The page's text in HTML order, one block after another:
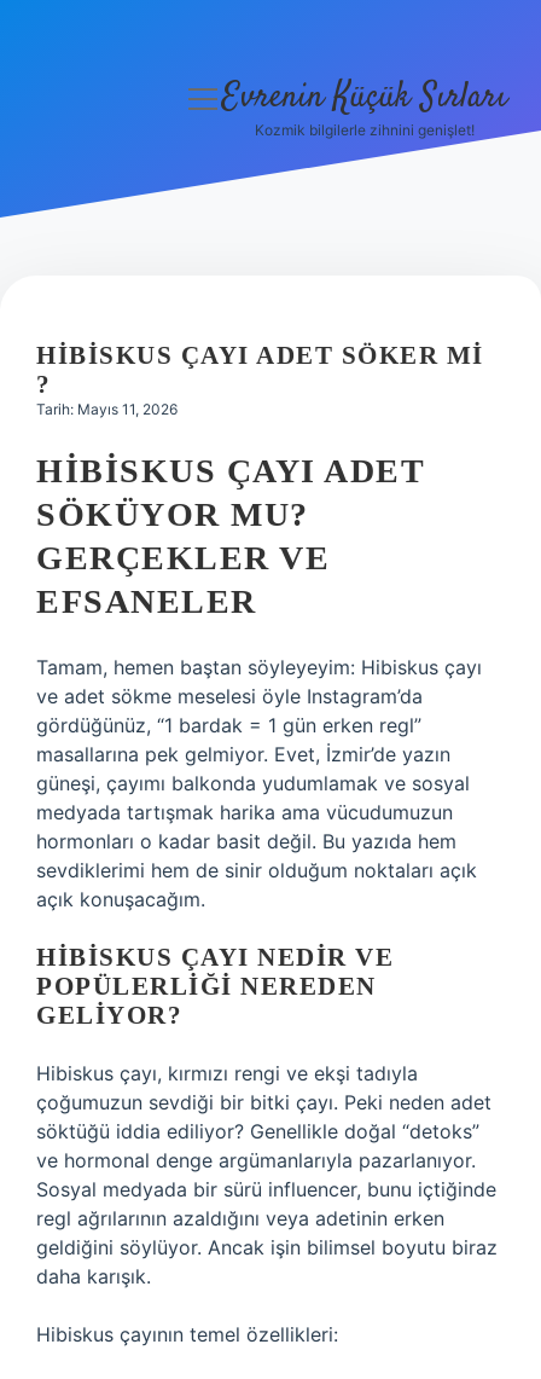
Hakkımızda
menüyü
Evrenin Küçük Sırları
Kozmik bilgilerle zihnini genişlet!
HIBISKUS ÇAYI ADET SÖKER MI
?
Tarih: Mayıs 11, 2026
HIBISKUS ÇAYI ADET
SÖKÜYOR MU?
GERÇEKLER VE
EFSANELER
Tamam, hemen baştan söyleyeyim: Hibiskus çayı
ve adet sökme meselesi öyle Instagram’da
gördüğünüz, “1 bardak = 1 gün erken regl”
masallarına pek gelmiyor. Evet, İzmir’de yazın
güneşi, çayımı balkonda yudumlamak ve sosyal
medyada tartışmak harika ama vücudumuzun
hormonları o kadar basit değil. Bu yazıda hem
sevdiklerimi hem de sinir olduğum noktaları açık
açık konuşacağım.
HIBISKUS ÇAYI NEDIR VE
POPÜLERLIĞI NEREDEN
GELIYOR?
Hibiskus çayı, kırmızı rengi ve ekşi tadıyla
çoğumuzun sevdiği bir bitki çayı. Peki neden adet
söktüğü iddia ediliyor? Genellikle doğal “detoks”
ve hormonal denge argümanlarıyla pazarlanıyor.
Sosyal medyada bir sürü influencer, bunu içtiğinde
regl ağrılarının azaldığını veya adetinin erken
geldiğini söylüyor. Ancak işin bilimsel boyutu biraz
daha karışık.
Hibiskus çayının temel özellikleri: